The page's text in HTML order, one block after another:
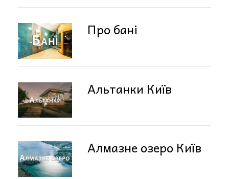
Про бані
Альтанки Київ
Алмазне озеро Київ